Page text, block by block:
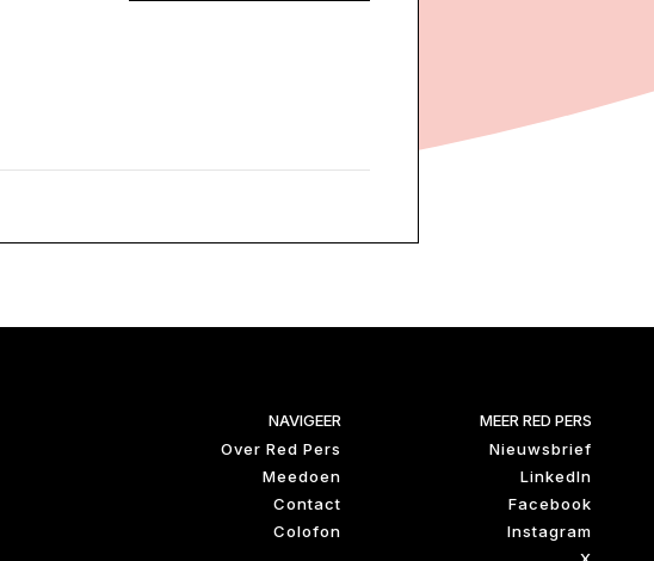
NAVIGEER
Over Red Pers
Meedoen
Contact
Colofon
MEER RED PERS
Nieuwsbrief
LinkedIn
Facebook
Instagram